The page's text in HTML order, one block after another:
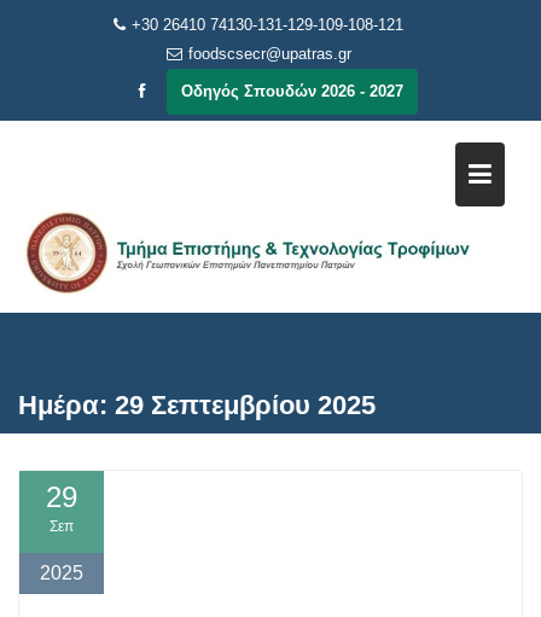
+30 26410 74130-131-129-109-108-121
foodscsecr@upatras.gr
Οδηγός Σπουδών 2026 - 2027
Ημέρα: 29 Σεπτεμβρίου 2025
29
Σεπ
2025